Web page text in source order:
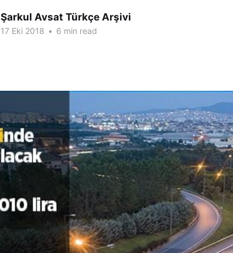
Şarkul Avsat Türkçe Arşivi
17 Eki 2018 • 6 min read